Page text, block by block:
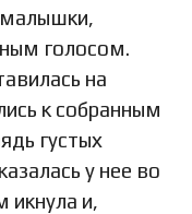
голосом.
на
к собранным
густых
у нее во
икнула и,